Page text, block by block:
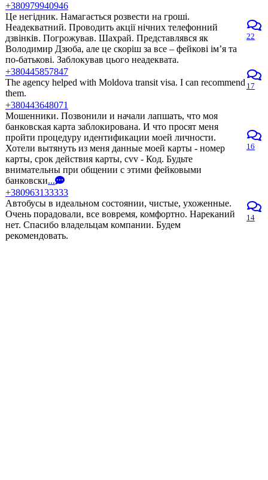
+380979940946
Це негідник. Намагається розвести на гроші.
Неадекватний. Проводить акції нічних телефонний
дзвінків. Погрожував. Шахрай. Представлявся як
Володимир Дзюба, але це скоріш за все – фейкові ім’я та
по-батькові. Заблокував цього неадеквата.
22
+380445857847
The agency helped with Moldova transit visa. I can recommend
them.
17
+380443648071
Мошенники. Позвонили и начали лапшать, что моя
банковская карта заблокирована. И что просят меня
пройти процедуру идентификации моей личности.
Хотели вытянуть из меня данные моей карты - номер
карты, срок действия карты, cvv - Код. Будьте
внимательны при общении с этими фейковыми
банковски...
16
+380963133333
Автобусы в идеальном состоянии, чистые, ухоженные.
Очень порадовали, все вовремя, комфортно. Нареканий
нет. Спасибо владельцам компании. Будем
рекомендовать.
14